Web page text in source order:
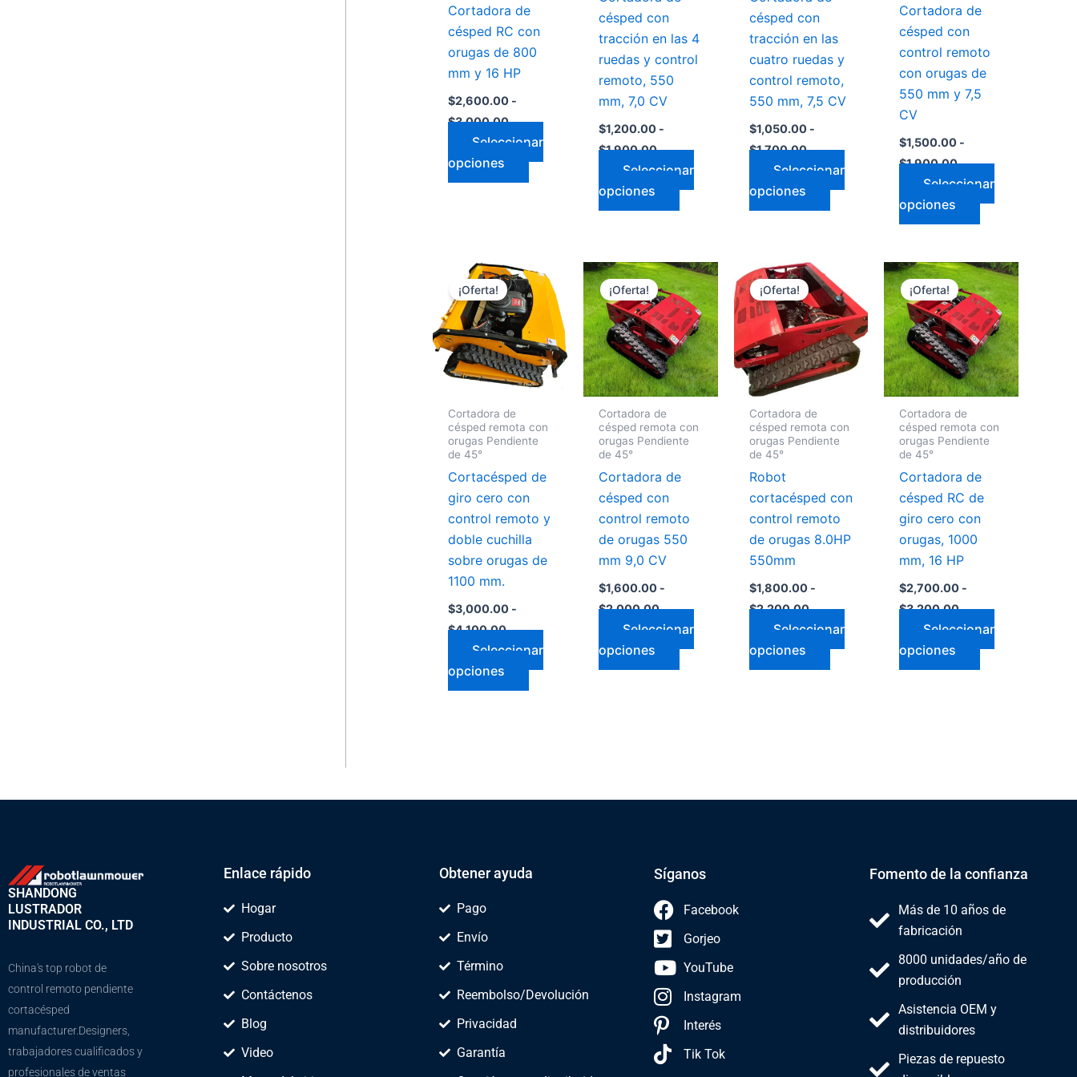
Cortadora de
césped RC con
orugas de 800
mm y 16 HP
$2,600.00 -
$3,000.00
Seleccionar
opciones
en
la
página
césped con
tracción en las 4
ruedas y control
remoto, 550
mm, 7,0 CV
$1,200.00 -
$1,900.00
Seleccionar
opciones
la
página
césped con
tracción en las
cuatro ruedas y
control remoto,
550 mm, 7,5 CV
$1,050.00 -
$1,700.00
Seleccionar
opciones
la
página
de
producto
Cortadora de
césped con
control remoto
con orugas de
550 mm y 7,5
CV
$1,500.00 -
$1,900.00
Seleccionar
opciones
en
página
de
producto
¡Oferta!
Cortadora de
césped remota con
orugas Pendiente
de 45°
Cortacésped de
giro cero con
control remoto y
doble cuchilla
sobre orugas de
1100 mm.
$3,000.00 -
$4,100.00
Rango
de
precios:
desde
$3,000.00
hasta
$4,100.00
Seleccionar
opciones
Este
producto
tiene
múltiples
variantes.
Las
opciones
pueden
en
la
página
de
producto
¡Oferta!
Cortadora de
césped remota con
orugas Pendiente
de 45°
Cortadora de
césped con
control remoto
de orugas 550
mm 9,0 CV
$1,600.00 -
$2,000.00
Rango
de
precios:
desde
$1,600.00
hasta
$2,000.00
Seleccionar
opciones
Este
producto
tiene
múltiples
variantes.
Las
opciones
pueden
en
página
de
¡Oferta!
Cortadora de
césped remota con
orugas Pendiente
de 45°
Robot
cortacésped con
control remoto
de orugas 8.0HP
550mm
$1,800.00 -
$2,200.00
Rango
de
precios:
desde
$1,800.00
hasta
$2,200.00
Seleccionar
opciones
producto
tiene
múltiples
variantes.
Las
opciones
pueden
la
página
de
¡Oferta!
Cortadora de
césped remota con
orugas Pendiente
de 45°
Cortadora de
césped RC de
giro cero con
orugas, 1000
mm, 16 HP
$2,700.00 -
$3,200.00
Rango
de
precios:
desde
$2,700.00
hasta
$3,200.00
Seleccionar
opciones
Este
producto
tiene
múltiples
variantes.
Las
opciones
pueden
en
la
página
SHANDONG
LUSTRADOR
INDUSTRIAL CO., LTD
China's top robot de
control remoto pendiente
cortacésped
manufacturer.Designers,
trabajadores cualificados y
profesionales de ventas
Enlace rápido
Hogar
Producto
Sobre nosotros
Contáctenos
Blog
Video
Obtener ayuda
Pago
Envío
Término
Reembolso/Devolución
Privacidad
Garantía
Síganos
Facebook
Gorjeo
YouTube
Instagram
Interés
Tik Tok
Fomento de la confianza
Más de 10 años de
fabricación
8000 unidades/año de
producción
Asistencia OEM y
distribuidores
Piezas de repuesto